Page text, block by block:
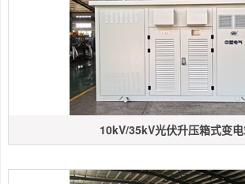
10kV/35kV光伏升压箱式变